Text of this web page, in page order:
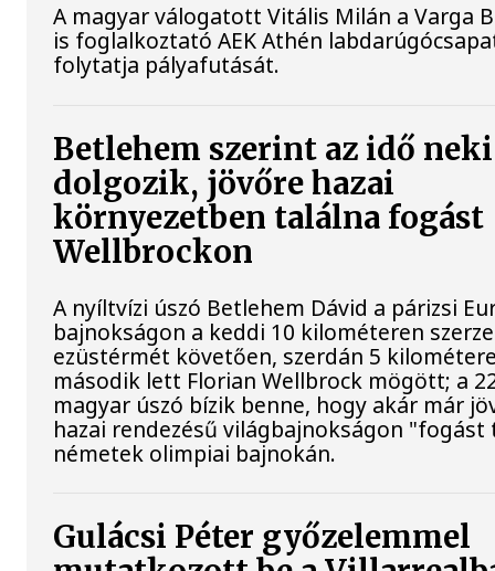
A magyar válogatott Vitális Milán a Varga
is foglalkoztató AEK Athén
folytatja pályafutását.
Betlehem szerint az idő neki
dolgozik, jövőre hazai
környezetben találna fogást
Wellbrockon
A nyíltvízi úszó Betlehem Dávid a párizsi
bajnokságon a keddi 10 kilométeren
ezüstérmét követően, szerdán 5
második lett Florian Wellbrock mögött; a
magyar úszó bízik benne, hogy akár már
hazai rendezésű világbajnokságon "fogást
németek olimpiai bajnokán.
Gulácsi Péter győzelemmel